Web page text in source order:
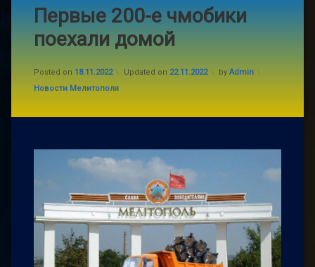
Первые 200-е чмобики
поехали домой
Posted on 18.11.2022 Updated on 22.11.2022 by Admin
Categories:
Новости Мелитополя